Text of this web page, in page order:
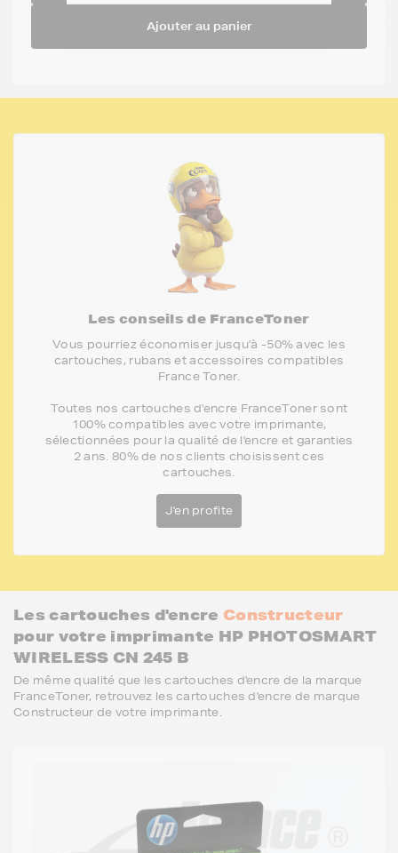
Ajouter au panier
Les conseils de FranceToner
Vous pourriez économiser jusqu'à -50% avec les
cartouches, rubans et accessoires compatibles
France Toner.
Toutes nos cartouches d'encre FranceToner sont
100% compatibles avec votre imprimante,
sélectionnées pour la qualité de l'encre et garanties
2 ans. 80% de nos clients choisissent ces
cartouches.
J'en profite
Les cartouches d'encre Constructeur
pour votre imprimante HP PHOTOSMART
WIRELESS CN 245 B
De même qualité que les cartouches d'encre de la marque
FranceToner, retrouvez les cartouches d'encre de marque
Constructeur de votre imprimante.